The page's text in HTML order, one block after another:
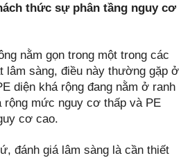
thức sự phân tầng nguy cơ
nằm gọn trong một trong các
lâm sàng, điều này thường gặp ở
diện khá rộng đang nằm ở ranh
mức nguy cơ thấp và PE
cơ cao.
đánh giá lâm sàng là cần thiết